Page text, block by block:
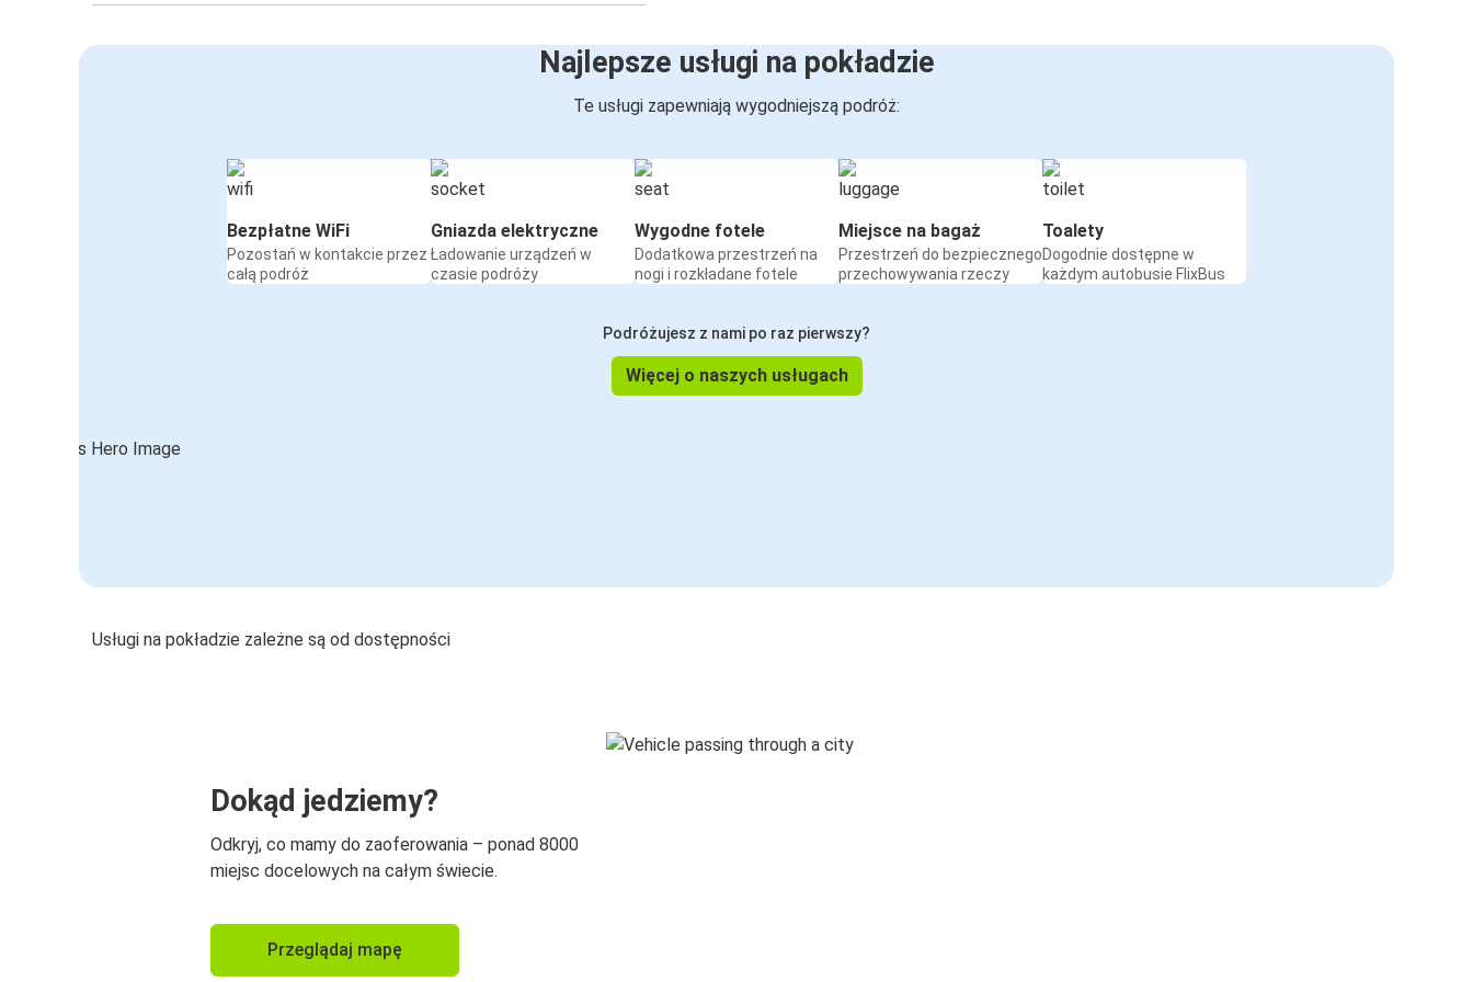
Najlepsze usługi na pokładzie
Te usługi zapewniają wygodniejszą podróż:
Bezpłatne WiFi
Pozostań w kontakcie przez
całą podróż
Gniazda elektryczne
Ładowanie urządzeń w
czasie podróży
Wygodne fotele
Dodatkowa przestrzeń na
nogi i rozkładane fotele
Miejsce na bagaż
Przestrzeń do bezpiecznego
przechowywania rzeczy
Toalety
Dogodnie dostępne w
każdym autobusie FlixBus
Podróżujesz z nami po raz pierwszy?
Więcej o naszych usługach
Usługi na pokładzie zależne są od dostępności
Dokąd jedziemy?
Odkryj, co mamy do zaoferowania – ponad 8000
miejsc docelowych na całym świecie.
Przeglądaj mapę